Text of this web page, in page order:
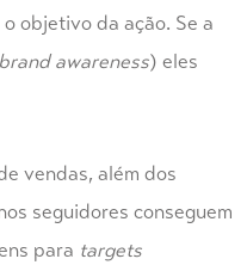
objetivo da ação. Se a
brand awareness) eles
vendas, além dos
seguidores conseguem
para targets